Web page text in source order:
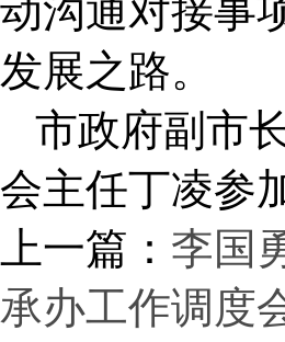
动沟通对接事
发展之路。
市政府副市
会主任丁凌参
上一篇： 李国
承办工作调度